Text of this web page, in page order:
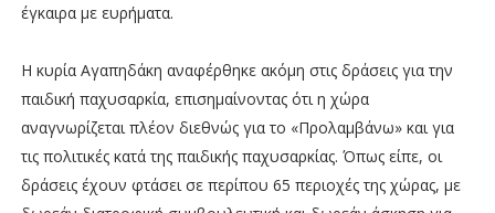
έγκαιρα με ευρήματα.
Η κυρία Αγαπηδάκη αναφέρθηκε ακόμη στις δράσεις για την
παιδική παχυσαρκία, επισημαίνοντας ότι η χώρα
αναγνωρίζεται πλέον διεθνώς για το «Προλαμβάνω» και για
τις πολιτικές κατά της παιδικής παχυσαρκίας. Όπως είπε, οι
δράσεις έχουν φτάσει σε περίπου 65 περιοχές της χώρας, με